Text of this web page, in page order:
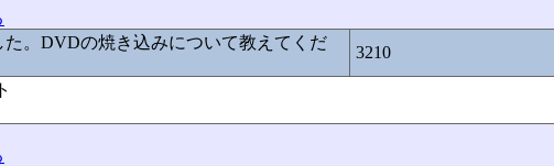
。DVDの焼き込みについて教えてくだ
3210